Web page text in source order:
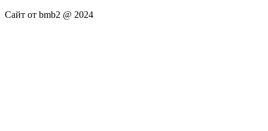
Сайт от bmb2 @ 2024